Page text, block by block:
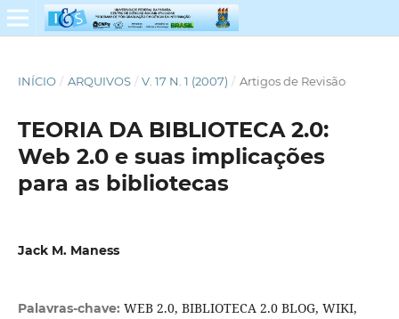
INÍCIO / ARQUIVOS / V. 17 N. 1 (2007) / Artigos de Revisão
TEORIA DA BIBLIOTECA 2.0:
Web 2.0 e suas implicações
para as bibliotecas
Jack M. Maness
Palavras-chave: WEB 2.0, BIBLIOTECA 2.0 BLOG, WIKI,